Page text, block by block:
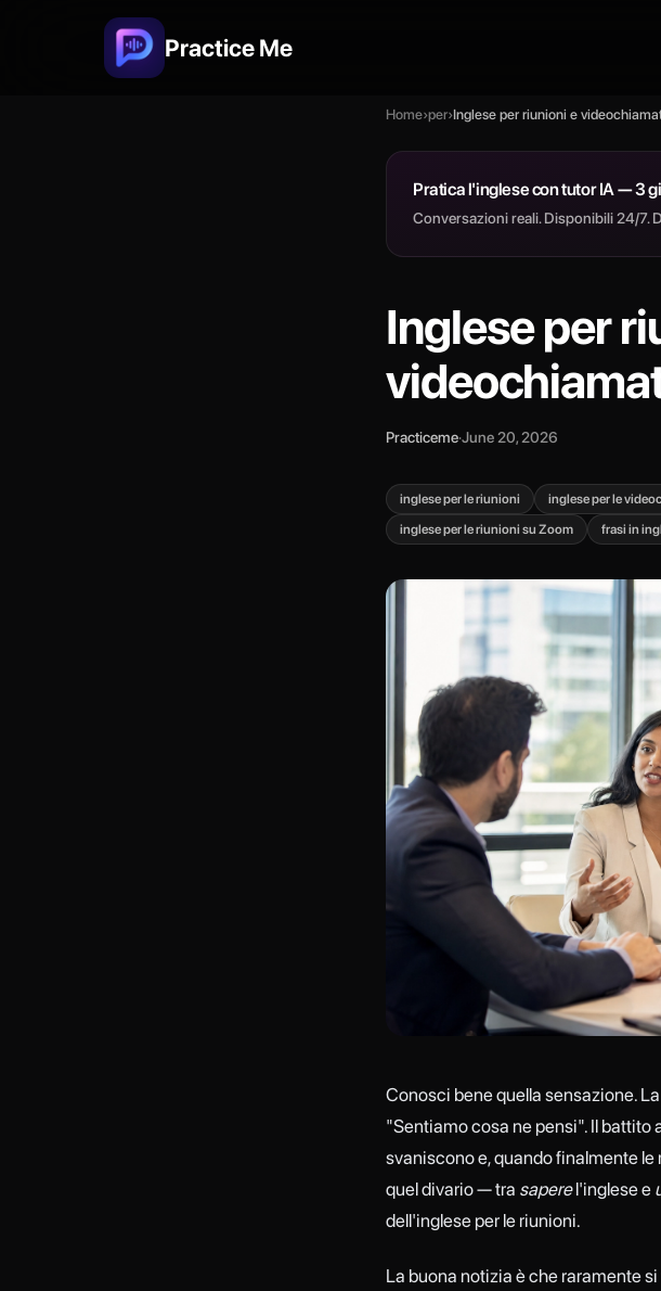
Practice Me
Home›per›Inglese per riunioni e
Pratica l'inglese con tutor IA — 3
Conversazioni reali. Disponibili 24/7.
Inglese per
Practiceme·June 20, 2026
inglese per le riunioni inglese per le
inglese per le riunioni su Zoom
frasi in
Conosci bene quella sensazione.
"Sentiamo cosa ne pensi". Il battito
svaniscono e, quando finalmente
quel divario — tra saperel'inglese e
dell'inglese per le riunioni.
La buona notizia è che raramente